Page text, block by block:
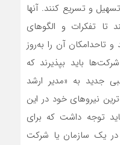
و تسریع کنند. آنها
تا تفکرات و الگوهای
آن را به‌‌‌روز
باید بپذیرند که
جدید به «مدیر ارشد
نیروهای خود در این
توجه داشت که برای
یک سازمان یا شرکت